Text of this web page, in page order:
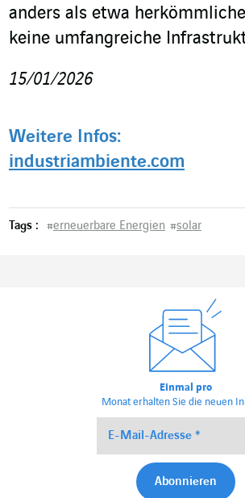
anders als etwa
keine umfangreiche
15/01/2026
Weitere Infos:
industriambiente.com
Tags : #erneuerbare Energien #solar
Einmal pro
Monat erhalten Sie die neuen